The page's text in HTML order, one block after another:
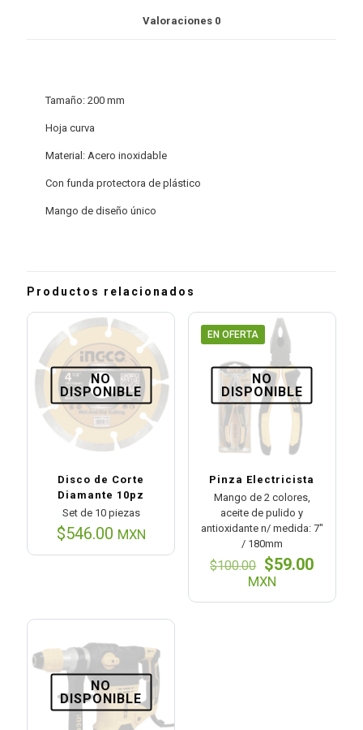
Valoraciones 0
Tamaño: 200 mm
Hoja curva
Material: Acero inoxidable
Con funda protectora de plástico
Mango de diseño único
Productos relacionados
NO
DISPONIBLE
Disco de Corte
Diamante 10pz
Set de 10 piezas
$546.00 MXN
EN OFERTA
NO
DISPONIBLE
Pinza Electricista
Mango de 2 colores,
aceite de pulido y
antioxidante n/ medida: 7″
/ 180mm
$100.00 El
precio
$59.00El
actual
MXN
NO
DISPONIBLE